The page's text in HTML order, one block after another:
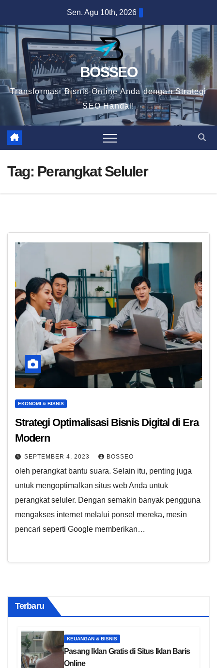
content
Sen. Agu 10th, 2026
BOSSEO
Transformasi Bisnis Online Anda dengan Strategi
SEO Handal!
Tag: Perangkat Seluler
EKONOMI & BISNIS
Strategi Optimalisasi Bisnis Digital di Era
Modern
SEPTEMBER 4, 2023 BOSSEO
oleh perangkat bantu suara. Selain itu, penting juga
untuk mengoptimalkan situs web Anda untuk
perangkat seluler. Dengan semakin banyak pengguna
mengakses internet melalui ponsel mereka, mesin
pencari seperti Google memberikan…
Terbaru
KEUANGAN & BISNIS
Pasang Iklan Gratis di Situs Iklan Baris
Online